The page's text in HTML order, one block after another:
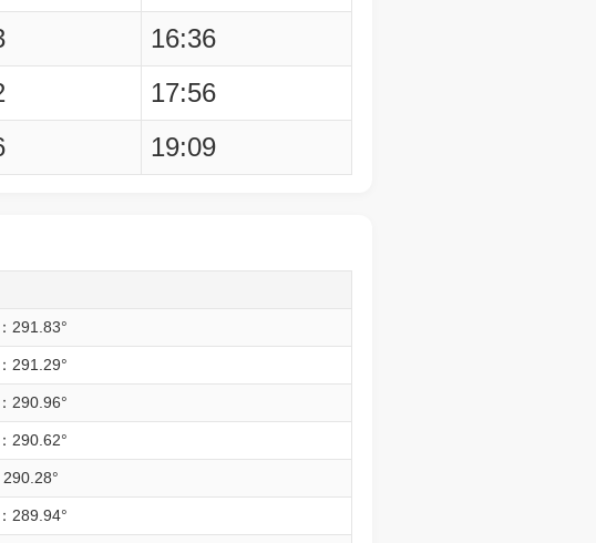
16:36
17:56
19:09
291.83°
291.29°
290.96°
290.62°
289.94°